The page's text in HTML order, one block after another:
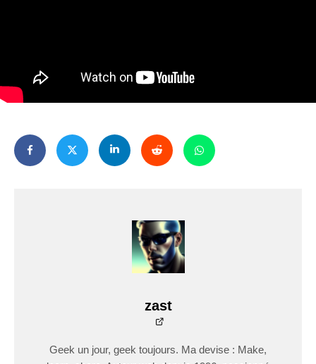
zast
Geek un jour, geek toujours. Ma devise : Make,